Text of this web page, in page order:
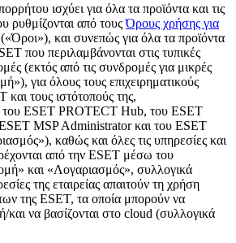
ισχύει για όλα τα προϊόντα και τις
ρυθμίζονται από τουςΌρους χρήσης για
(«Όροι»), και συνεπώς για όλα τα προϊόντα
που περιλαμβάνονται στις τυπικές
(εκτός από τις συνδρομές για μικρές
»), για όλους τους επιχειρηματικούς
και τους ιστότοπούς της,
του ESET PROTECT Hub, του ESET
MSP Administrator και του ESET
»), καθώς και όλες τις υπηρεσίες και
από την ESET μέσω του
» και «Λογαριασμός», συλλογικά
της εταιρείας απαιτούν τη χρήση
της ESET, τα οποία μπορούν να
και να βασίζονται στο cloud (συλλογικά